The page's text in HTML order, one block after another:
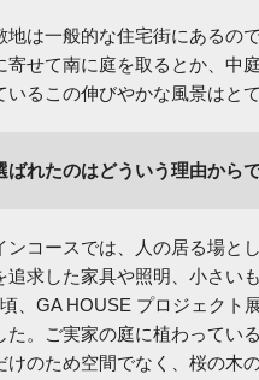
は一般的な住宅街にあるの
寄せて南に庭を取るとか、中
るこの伸びやかな風景はと
れたのはどういう理由から
コースでは、人の居る場と
追求した家具や照明、小さい
、GA HOUSE プロジェクト
た。ご実家の庭に植わってい
けのため空間でなく、桜の木